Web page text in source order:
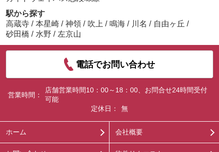
駅から探す
高蔵寺 / 本星崎 / 神領 / 吹上 / 鳴海 / 川名 / 自由ヶ丘 /
砂田橋 / 水野 / 左京山
電話でお問い合わせ
営業時間：
店舗営業時間10：00～18：00、お問合せ24時間受付
可能
定休日：
無
ホーム 会社概要